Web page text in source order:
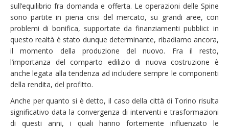
sull’equilibrio fra domanda e offerta. Le operazioni delle Spine
sono partite in piena crisi del mercato, su grandi aree, con
problemi di bonifica, supportate da finanziamenti pubblici: in
questo realtà è stato dunque determinante, ribadiamo ancora,
il momento della produzione del nuovo. Fra il resto,
l’importanza del comparto edilizio di nuova costruzione è
anche legata alla tendenza ad includere sempre le componenti
della rendita, del profitto.
Anche per quanto si è detto, il caso della città di Torino risulta
significativo data la convergenza di interventi e trasformazioni
di questi anni, i quali hanno fortemente influenzato le